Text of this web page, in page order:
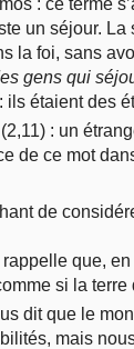
: ce terme
un séjour. La
la foi, sans
gens qui
ils étaient des
: un
de ce mot
de
rappelle que,
si la
dit que le
mais